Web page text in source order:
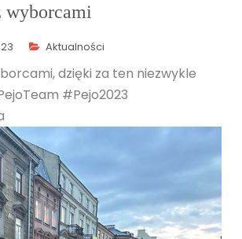
wyborcami
Aktualności
dzięki za ten niezwykle
#Pejo2023